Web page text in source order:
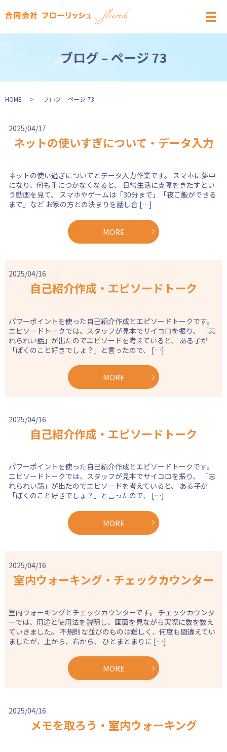
メ
ブログ – ページ 73
HOME ブログ – ページ 73
2025/04/17
ネットの使いすぎについて・データ入力
ネットの使い過ぎについてとデータ入力作業です。 スマホに夢中
になり、何も手につかなくなると、 日常生活に支障をきたすとい
う動画を見て、 スマホやゲームは「30分まで」「夜ご飯ができる
まで」など お家の方との決まりを話し合 […]
MORE
2025/04/16
自己紹介作成・エピソードトーク
パワーポイントを使った自己紹介作成とエピソードトークです。
エピソードトークでは、スタッフが見本でサイコロを振り、 「忘
れられい話」が出たのでエピソードを考えていると、 ある子が
「ぼくのこと好きでしょ？」と言ったので、 […]
MORE
2025/04/16
自己紹介作成・エピソードトーク
パワーポイントを使った自己紹介作成とエピソードトークです。
エピソードトークでは、スタッフが見本でサイコロを振り、 「忘
れられい話」が出たのでエピソードを考えていると、 ある子が
「ぼくのこと好きでしょ？」と言ったので、 […]
MORE
2025/04/16
室内ウォーキング・チェックカウンター
室内ウォーキングとチェックカウンターです。 チェックカウンタ
ーでは、用途と使用法を説明し、画面を見ながら実際に数を数え
ていきました。 不規則な並びのものは難しく、何度も間違えてい
ましたが、上から、右から、 ひとまとまりに […]
MORE
2025/04/16
メモを取ろう・室内ウォーキング